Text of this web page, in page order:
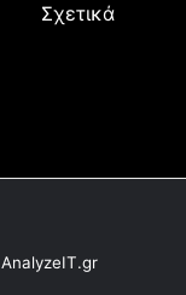
Σχετικά